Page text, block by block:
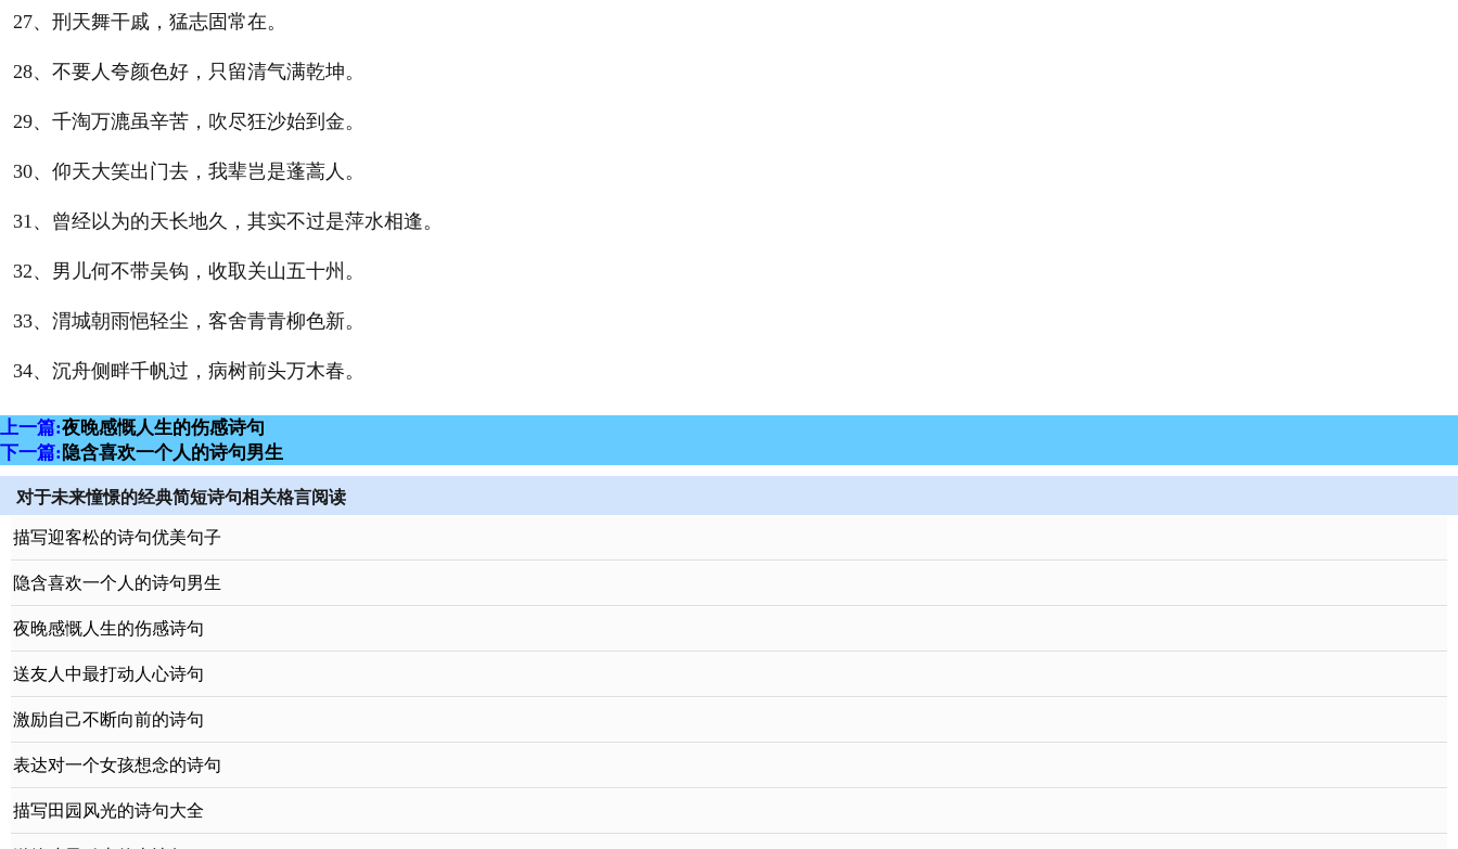
27、刑天舞干戚，猛志固常在。
28、不要人夸颜色好，只留清气满乾坤。
29、千淘万漉虽辛苦，吹尽狂沙始到金。
30、仰天大笑出门去，我辈岂是蓬蒿人。
31、曾经以为的天长地久，其实不过是萍水相逢。
32、男儿何不带吴钩，收取关山五十州。
33、渭城朝雨悒轻尘，客舍青青柳色新。
34、沉舟侧畔千帆过，病树前头万木春。
上一篇:夜晚感慨人生的伤感诗句
下一篇: 隐含喜欢一个人的诗句男生
对于未来憧憬的经典简短诗句相关格言阅读
描写迎客松的诗句优美句子
隐含喜欢一个人的诗句男生
夜晚感慨人生的伤感诗句
送友人中最打动人心诗句
激励自己不断向前的诗句
表达对一个女孩想念的诗句
描写田园风光的诗句大全